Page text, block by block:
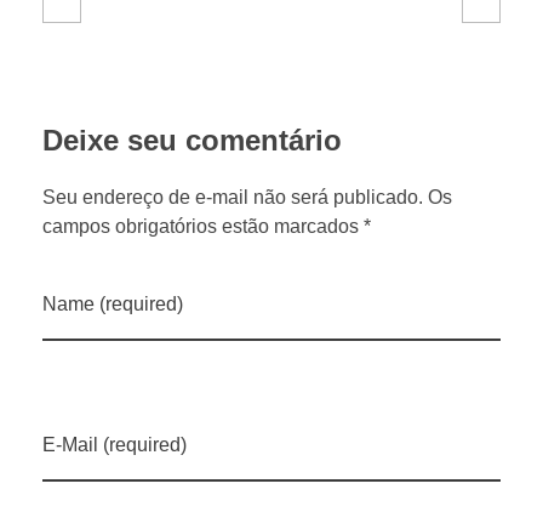
2
2
6
Deixe seu comentário
Seu endereço de e-mail não será publicado. Os
campos obrigatórios estão marcados *
Name (required)
E-Mail (required)